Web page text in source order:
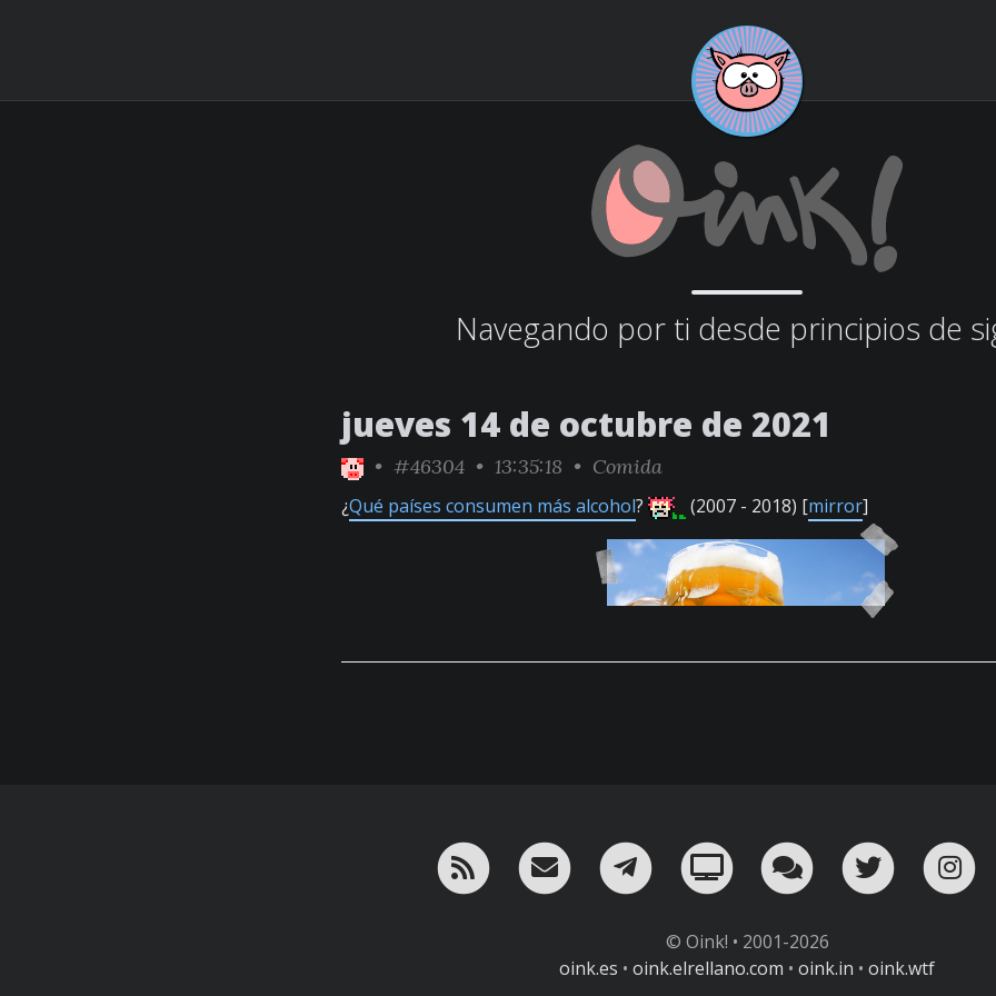
Navegando por ti desde principios de
jueves 14 de octubre de 2021
• #46304 • 13:35:18 • Comida
¿Qué países consumen más alcohol? (2007 - 2018) [mirror]
RSS ¡Mándame un email!
¡Nuestro canal en Telegram!
Oink! TV Charla conTwitter
© Oink! • 2001-2026
oink.es • oink.elrellano.com • oink.in • oink.wtf